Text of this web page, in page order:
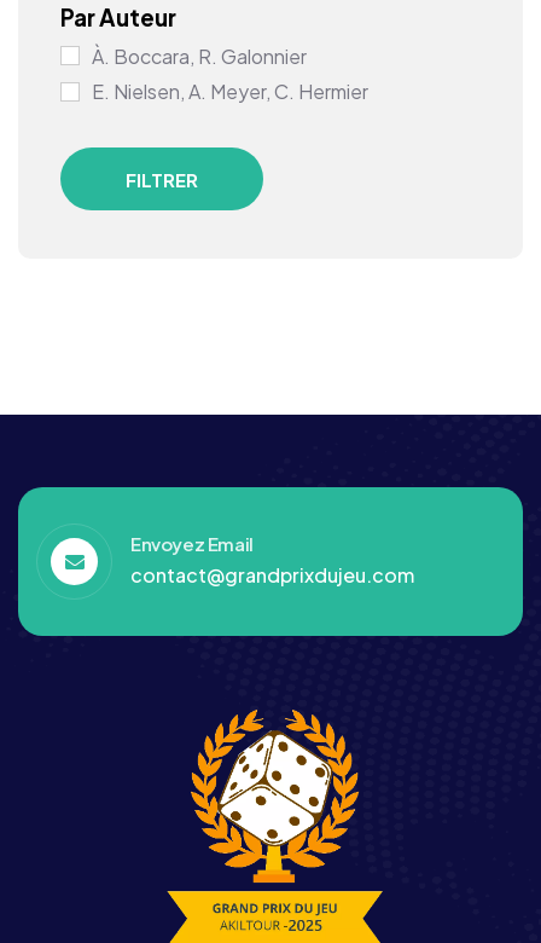
Par Auteur
À. Boccara, R. Galonnier
E. Nielsen, A. Meyer, C. Hermier
FILTRER
Envoyez Email
contact@grandprixdujeu.com